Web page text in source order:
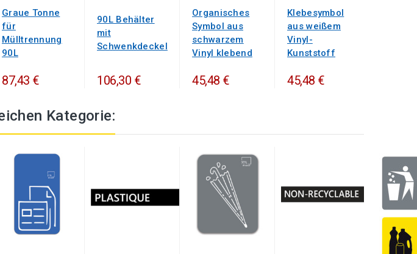
Graue Tonne
für
Mülltrennung
90L
87,43 €
90L Behälter
mit
Schwenkdeckel
106,30 €
Organisches
Symbol aus
schwarzem
Vinyl klebend
45,48 €
Klebesymbol
aus weißem
Vinyl-
Kunststoff
45,48 €
Kategorie: